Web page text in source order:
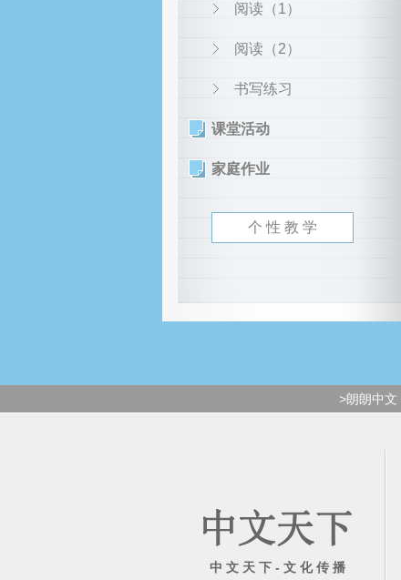
阅读（1）
阅读（2）
书写练习
课堂活动
家庭作业
个 性 教 学
>朗朗中文
中 文 天 下 - 文 化 传 播